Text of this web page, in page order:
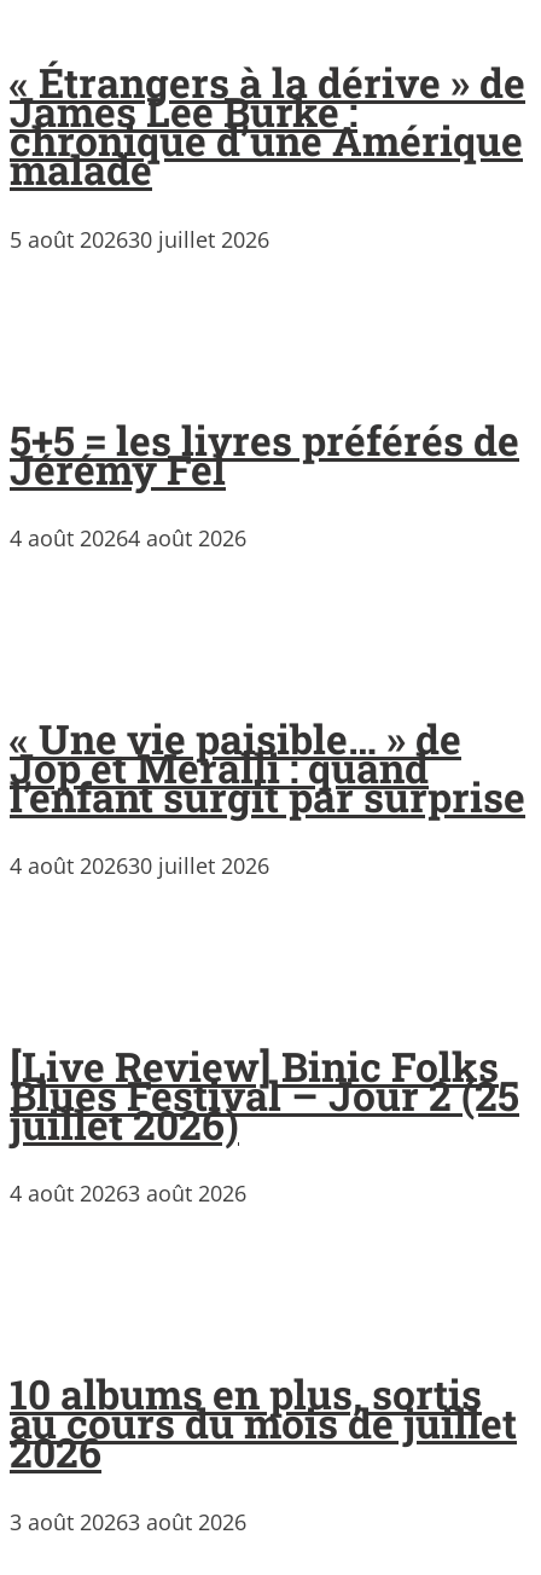
« Étrangers à la dérive » de
James Lee Burke :
chronique d’une Amérique
malade
5 août 202630 juillet 2026
5+5 = les livres préférés de
Jérémy Fel
4 août 20264 août 2026
« Une vie paisible… » de
Jop et Meralli : quand
l’enfant surgit par surprise
4 août 202630 juillet 2026
[Live Review] Binic Folks
Blues Festival – Jour 2 (25
juillet 2026)
4 août 20263 août 2026
10 albums en plus, sortis
au cours du mois de juillet
2026
3 août 20263 août 2026